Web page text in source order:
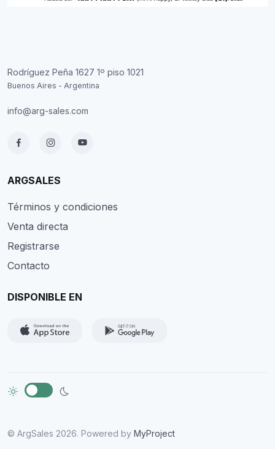
Rodríguez Peña 1627 1º piso 1021
Buenos Aires - Argentina
info@arg-sales.com
ARGSALES
Términos y condiciones
Venta directa
Registrarse
Contacto
DISPONIBLE EN
© ArgSales 2026. Powered by MyProject